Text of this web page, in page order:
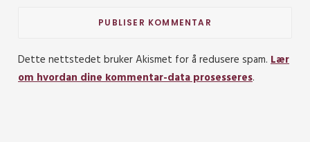
Dette nettstedet bruker Akismet for å redusere spam. Lær
om hvordan dine kommentar-data prosesseres.